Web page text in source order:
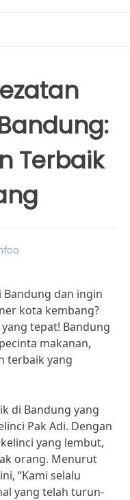
Terbaik
Bandung dan ingin
kota kembang?
tepat! Bandung
makanan,
terbaik yang
di Bandung yang
Pak Adi. Dengan
yang lembut,
orang. Menurut
“Kami selalu
yang telah turun-